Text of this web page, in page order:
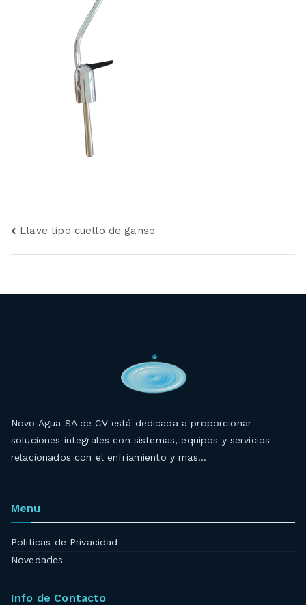
Navegación
de
entradas
Llave tipo cuello de ganso
Novo Agua SA de CV está dedicada a proporcionar
soluciones integrales con sistemas, equipos y servicios
relacionados con el enfriamiento y mas…
Menu
Politicas de Privacidad
Novedades
Info de Contacto